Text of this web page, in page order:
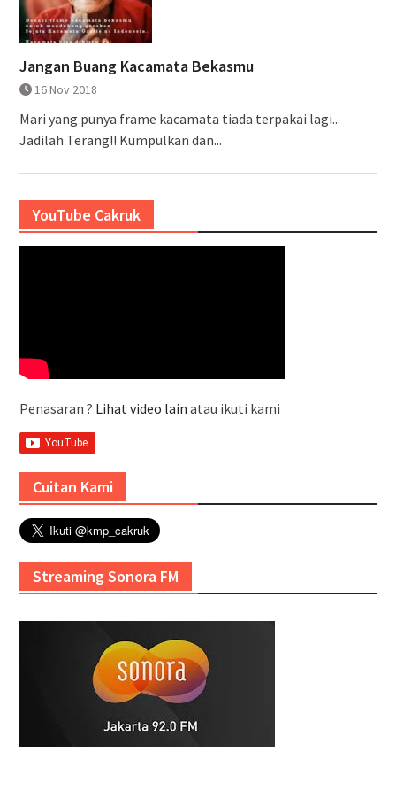
Jangan Buang Kacamata Bekasmu
16 Nov 2018
Mari yang punya frame kacamata tiada terpakai lagi...
Jadilah Terang!! Kumpulkan dan...
YouTube Cakruk
Penasaran ? Lihat video lain atau ikuti kami
Cuitan Kami
Streaming Sonora FM